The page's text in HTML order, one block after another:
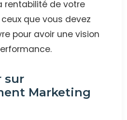
rentabilité de votre
que vous devez
pour avoir une vision
sur
Marketing